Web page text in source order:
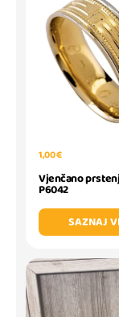
1,00 €
Vjenčano
P6042
SAZNAJ